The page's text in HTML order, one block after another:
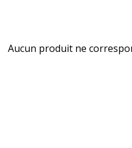
Aucun produit ne